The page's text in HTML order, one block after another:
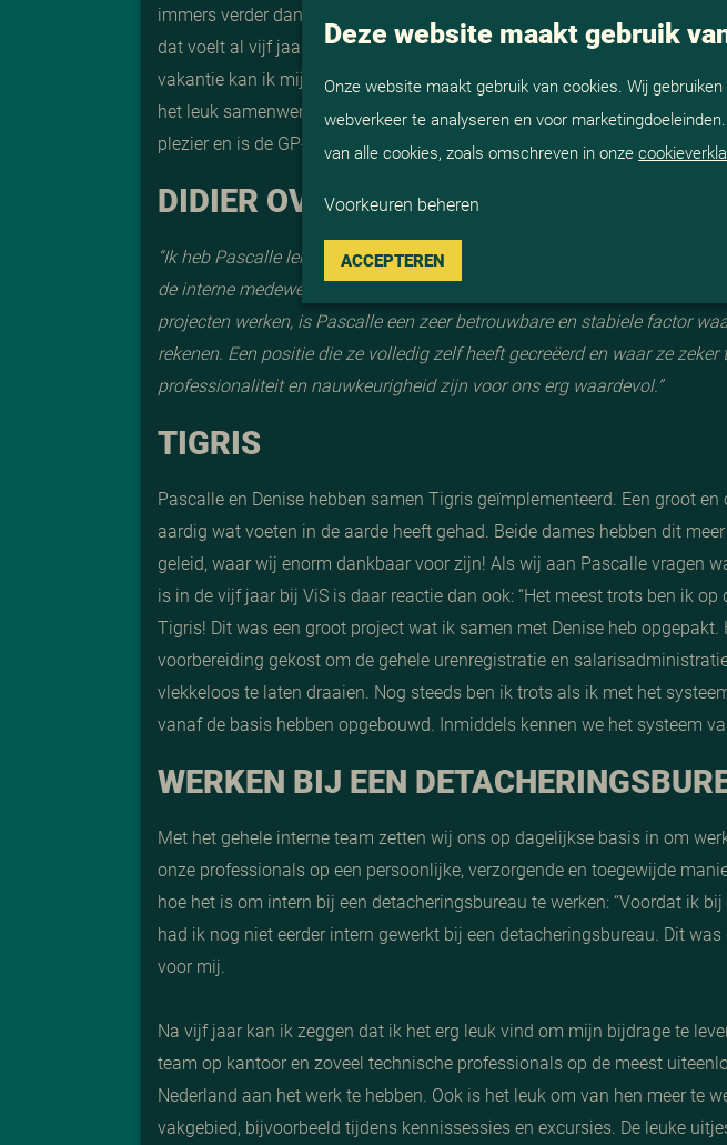
immers verder dan alleen. Pascalle vertelt: “
dat voelt al vijf jaar heel vertrouwd. We weten wat we aan elkaar hebben
vakantie kan ik mijn werk met een gerust hart bij haar achterlaten. Ook
het leuk samenwerken en fijn schakelen. Daarnaast is er uiteraard op de
plezier en is de GP-poule elke week weer onderwerp van gesprek aan de
DIDIER OVER PASCALLE
“Ik heb Pascalle leren kennen als een ’toegewijde rots in onze financiële
de interne medewerkers van ViS, maar ook voor de medewerkers die door
projecten werken, is Pascalle een zeer betrouwbare en stabiele factor
rekenen. Een positie die ze volledig zelf heeft gecreëerd en waar ze
professionaliteit en nauwkeurigheid zijn voor ons erg waardevol. ”
TIGRIS
Pascalle en Denise hebben samen Tigris geïmplementeerd. Een groot
aardig wat voeten in de aarde heeft gehad. Beide dames hebben dit
geleid, waar wij enorm dankbaar voor zijn! Als wij aan Pascalle vragen
is in de vijf jaar bij ViS is daar reactie dan ook: “Het meest trots ben ik
Tigris! Dit was een groot project wat ik samen met Denise heb opgepakt.
voorbereiding gekost om de gehele urenregistratie en
vlekkeloos te laten draaien. Nog steeds ben ik trots als ik met het
vanaf de basis hebben opgebouwd. Inmiddels kennen we het systeem
WERKEN BIJ EEN
Met het gehele interne team zetten wij ons op dagelijkse basis in om
onze professionals op een persoonlijke, verzorgende en toegewijde
hoe het is om intern bij een detacheringsbureau te werken: “Voordat ik bij
had ik nog niet eerder intern gewerkt bij een detacheringsbureau. Dit
voor mij.
Na vijf jaar kan ik zeggen dat ik het erg leuk vind om mijn bijdrage te
team op kantoor en zoveel technische professionals op de meest
Nederland aan het werk te hebben. Ook is het leuk om van hen meer te
vakgebied, bijvoorbeeld tijdens kennissessies en excursies. De leuke
Deze website maakt gebruik
Onze website maakt gebruik van cookies. Wij
webverkeer te analyseren en voor
van alle cookies, zoals omschreven in onze
Voorkeuren beheren
ACCEPTEREN